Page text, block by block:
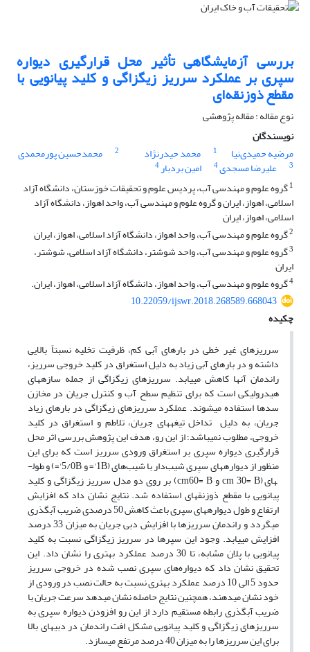
بررسی آزمایشگاهی تأثیر محل قرارگیری دیواره
سپری بر عملکرد سرریز زیگزاگی و کلید پیانویی با
مقطع ذوزنقه‌ای
نوع مقاله : مقاله پژوهشی
نویسندگان
مرضیه حمیدی‌نیا
1 محمد حیدرنژاد 2 محمدحسین پورمحمدی
3 علیرضا مسجدی4 امین بردبار4
1گروه علوم و مهندسی آب، پردیس علوم و تحقیقات خوزستان، دانشگاه آزاد
اسلامی، اهواز، ایران و گروه علوم و مهندسی آب، واحد اهواز، دانشگاه آزاد
اسلامی، اهواز، ایران
2گروه علوم و مهندسی آب، واحد اهواز، دانشگاه آزاد اسلامی، اهواز، ایران
3گروه علوم و مهندسی آب، واحد شوشتر، دانشگاه آزاد اسلامی، شوشتر،
ایران
4گروه علوم و مهندسی آب، واحد اهواز، دانشگاه آزاد اسلامی، اهواز، ایران.
10.22059/ijswr.2018.268589.668043
چکیده
سرریزهای غیر خطی در بارهای آبی کم، ظرفیت تخلیه نسبتاً بالایی
داشته و در بارهای آبی زیاد به دلیل استغراق در کلید خروجی سرریز،
راندمان آن­ها کاهش می­یابد. سرریزهای زیگزاگی از جمله سازه­های
هیدرولیکی است که برای تنظیم سطح آب و کنترل جریان در مخازن
سدها استفاده می­شوند. عملکرد سرریزهای زیگزاگی در بارهای زیاد
جریان، به دلیل تداخل تیغه­های جریان، تلاطم و استغراق در کلید
خروجی، مطلوب نمی­باشد؛ از این رو، هدف این پژوهش بررسی اثر محل
قرارگیری دیواره سپری بر استغراق ورودی سرریز است که برای این
منظور از دیواره­های سپری شیب‌دار با شیب‌های (1B'= و 5/0B'=) و طول­
های (cm 30= B و cm60= B) بر روی دو مدل سرریز زیگزاگی و کلید
پیانویی با مقطع ذوزنقه­ای استفاده شد. نتایج نشان داد که افزایش
ارتفاع و طول دیواره­های سپری باعث کاهش 50 درصدی ضریب آبگذری
می­گردد و راندمان سرریزها با افزایش دبی جریان به میزان 33 درصد
افزایش می­یابد. وجود این سپرها در سرریز زیگزاگی نسبت به کلید
پیانویی با پلان مشابه، تا 30 درصد عملکرد بهتری را نشان داد. این
تحقیق نشان داد که دیواره‌های سپری نصب شده در خروجی سرریز
حدود 5 الی 10 درصد عملکرد بهتری نسبت به حالت نصب در ورودی از
خود نشان می­دهند، همچنین نتایج حاصله نشان می­دهد سرعت جریان با
ضریب آبگذری رابطه مستقیم دارد از این رو افزودن دیواره سپری به
سرریزهای زیگزاگی و کلید پیانویی مشکل افت راندمان در دبی­های بالا
برای این سرریزها را به میزان 40 درصد مرتفع می­سازد.